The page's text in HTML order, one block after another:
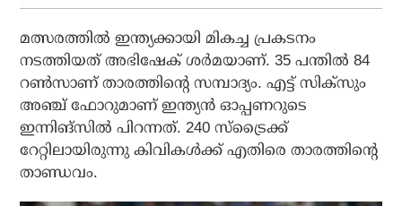
മത്സരത്തില്‍ ഇന്ത്യക്കായി മികച്ച പ്രകടനം
നടത്തിയത് അഭിഷേക് ശര്‍മയാണ്. 35 പന്തില്‍ 84
റണ്‍സാണ് താരത്തിന്റെ സമ്പാദ്യം. എട്ട് സിക്സും
അഞ്ച് ഫോറുമാണ് ഇന്ത്യന്‍ ഓപ്പണറുടെ
ഇന്നിങ്‌സില്‍ പിറന്നത്. 240 സ്‌ട്രൈക്ക്
റേറ്റിലായിരുന്നു കിവികള്‍ക്ക് എതിരെ താരത്തിന്റെ
താണ്ഡവം.